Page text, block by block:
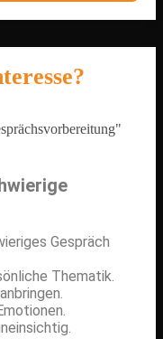
Gespräch
Thematik.